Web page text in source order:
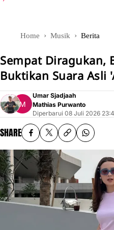
Home Musik Berita
Sempat Diragukan,
Buktikan Suara Asli
Umar Sjadjaah
Mathias Purwanto
Diperbarui 08 Juli 2026
SHARE